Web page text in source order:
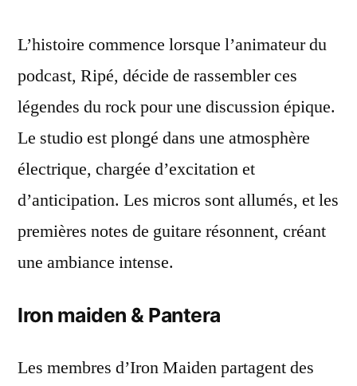
L’histoire commence lorsque l’animateur du
podcast, Ripé, décide de rassembler ces
légendes du rock pour une discussion épique.
Le studio est plongé dans une atmosphère
électrique, chargée d’excitation et
d’anticipation. Les micros sont allumés, et les
premières notes de guitare résonnent, créant
une ambiance intense.
Iron maiden & Pantera
Les membres d’Iron Maiden partagent des